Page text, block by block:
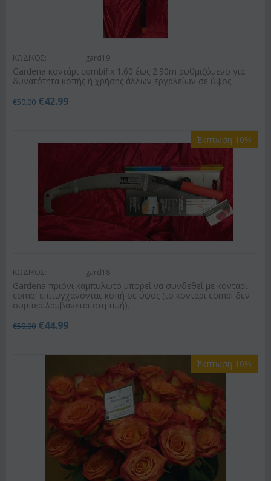
ΚΩΔΙΚΟΣ: gard19
Gardena κοντάρι combifix 1.60 έως 2.90m ρυθμιζόμενο για
δυνατότητα κοπής ή χρήσης άλλων εργαλείων σε ύψος.
€50.00 €42.99
Έκπτωση 10%
ΚΩΔΙΚΟΣ: gard18
Gardena πριόνι καμπυλωτό μπορεί να συνδεθεί με κοντάρι
combi επιτυγχάνοντας κοπή σε ύψος (το κοντάρι combi δεν
συμπεριλαμβάνεται στη τιμή).
€50.00 €44.99
Έκπτωση 10%